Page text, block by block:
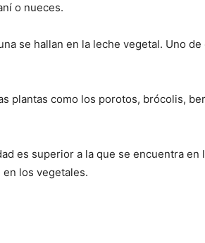
o nueces.
se hallan en la leche vegetal. Uno de
plantas como los porotos, brócolis,
es superior a la que se encuentra en
los vegetales.